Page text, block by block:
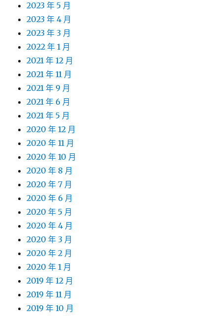
2023 年 5 月
2023 年 4 月
2023 年 3 月
2022 年 1 月
2021 年 12 月
2021 年 11 月
2021 年 9 月
2021 年 6 月
2021 年 5 月
2020 年 12 月
2020 年 11 月
2020 年 10 月
2020 年 8 月
2020 年 7 月
2020 年 6 月
2020 年 5 月
2020 年 4 月
2020 年 3 月
2020 年 2 月
2020 年 1 月
2019 年 12 月
2019 年 11 月
2019 年 10 月